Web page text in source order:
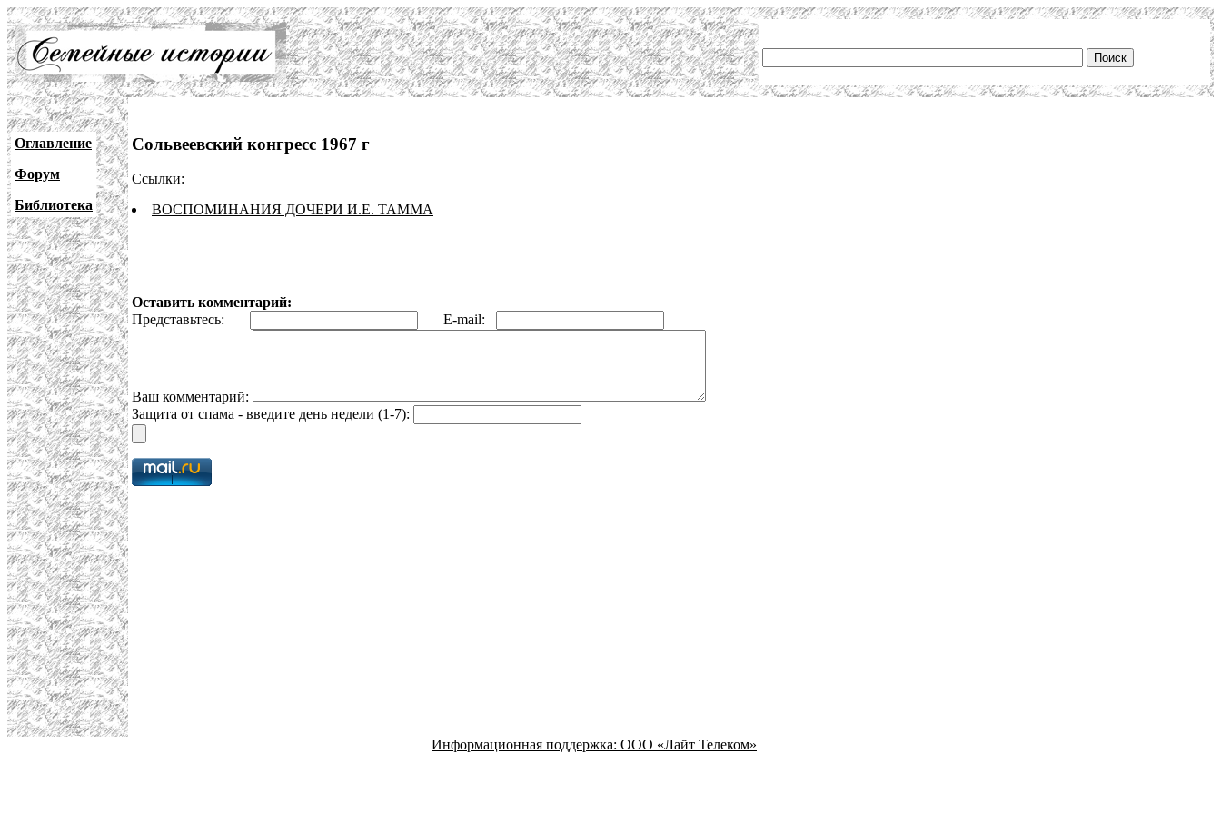
Оглавление
Форум
Библиотека
Сольвеевский конгресс 1967 г
Ссылки:
ВОСПОМИНАНИЯ ДОЧЕРИ И.Е. ТАММА
Оставить комментарий:
Представьтесь:
E-mail:
Ваш комментарий:
Защита от спама - введите день недели (1-7):
Информационная поддержка: ООО «Лайт Телеком»